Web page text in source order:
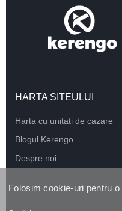
HARTA SITEULUI
Harta cu unitati de cazare
Blogul Kerengo
Despre noi
Folosim cookie-uri pentru